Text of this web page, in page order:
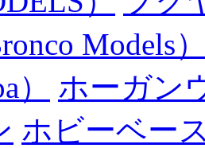
Models
ホーガン
ホビーベー